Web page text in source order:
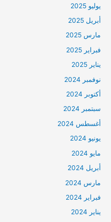
يوليو 2025
أبريل 2025
مارس 2025
فبراير 2025
يناير 2025
نوفمبر 2024
أكتوبر 2024
سبتمبر 2024
أغسطس 2024
يونيو 2024
مايو 2024
أبريل 2024
مارس 2024
فبراير 2024
يناير 2024